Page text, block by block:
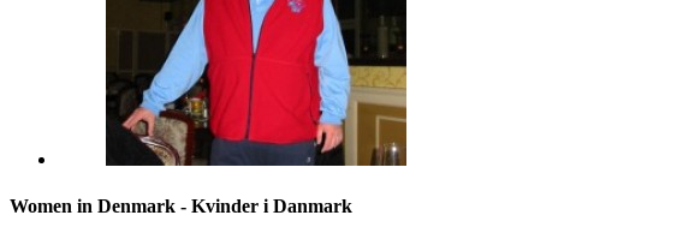
Women in Denmark - Kvinder i Danmark